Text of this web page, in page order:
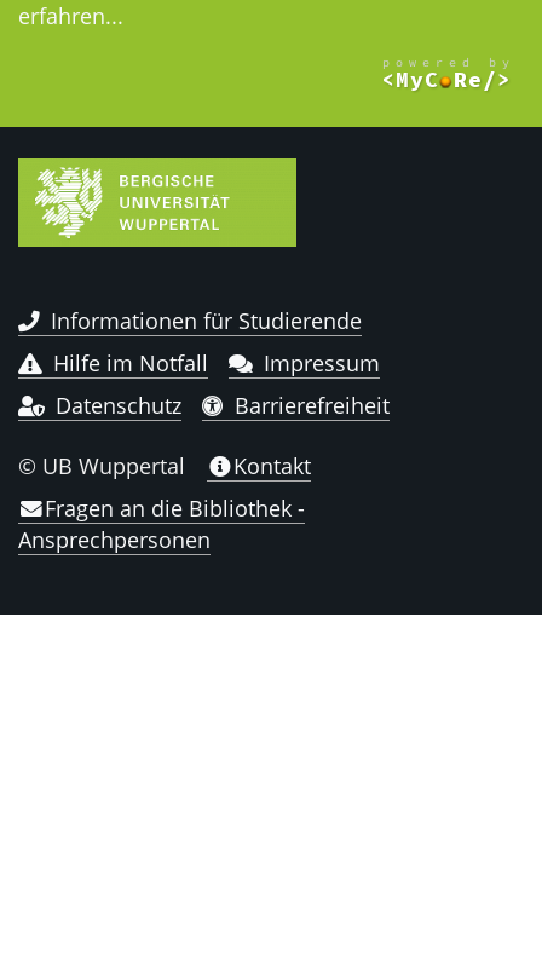
erfahren...
Informationen für Studierende
Hilfe im Notfall
Impressum
Datenschutz
Barrierefreiheit
© UB Wuppertal
Kontakt
Fragen an die Bibliothek -
Ansprechpersonen